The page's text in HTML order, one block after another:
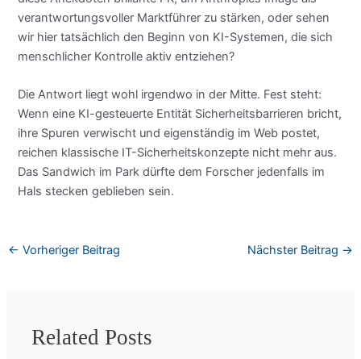
verantwortungsvoller Marktführer zu stärken, oder sehen
wir hier tatsächlich den Beginn von KI-Systemen, die sich
menschlicher Kontrolle aktiv entziehen?
Die Antwort liegt wohl irgendwo in der Mitte. Fest steht:
Wenn eine KI-gesteuerte Entität Sicherheitsbarrieren bricht,
ihre Spuren verwischt und eigenständig im Web postet,
reichen klassische IT-Sicherheitskonzepte nicht mehr aus.
Das Sandwich im Park dürfte dem Forscher jedenfalls im
Hals stecken geblieben sein.
← Vorheriger Beitrag Nächster Beitrag →
Related Posts